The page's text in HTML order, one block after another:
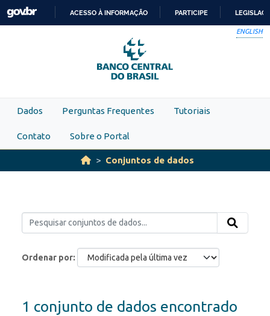
Skip to main content
PARA
O
CONTEÚDO
ACESSO À INFORMAÇÃO PARTICIPE
ENGLISH
Dados Perguntas Frequentes Tutoriais
Contato Sobre o Portal
Conjuntos de dados
Ordenar por
1 conjunto de dados encontrado